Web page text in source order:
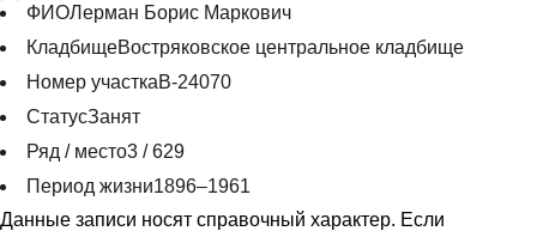
ФИОЛерман Борис Маркович
КладбищеВостряковское центральное кладбище
Номер участкаВ-24070
СтатусЗанят
Ряд / место3 / 629
Период жизни1896–1961
Данные записи носят справочный характер. Если